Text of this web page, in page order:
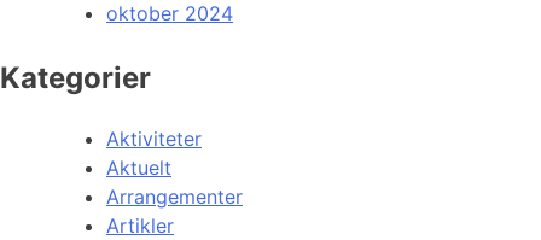
oktober 2024
Kategorier
Aktiviteter
Aktuelt
Arrangementer
Artikler